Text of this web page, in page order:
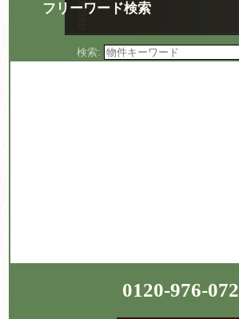
フリーワード検索
検索:
0120-976-072